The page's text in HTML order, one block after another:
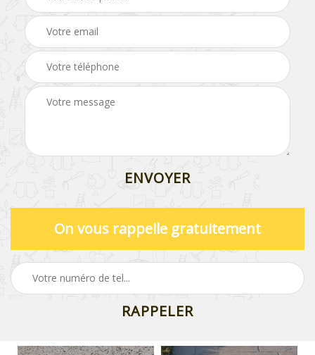
On vous rappelle gratuitement